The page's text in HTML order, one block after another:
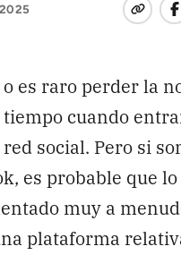
réplicas
lupa sobre lo
o es raro perder la
tiempo cuando
red social. Pero si
es probable que
muy a
plataforma